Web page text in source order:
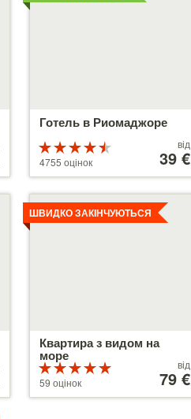
Готель в Риомаджоре
4.5 з 5
4755 оцінок
від
39 €
Квартира з видом на
море
ШВИДКО ЗАКІНЧУЮТЬСЯ
5 з 5
59 оцінок
від
79 €
Детальніше